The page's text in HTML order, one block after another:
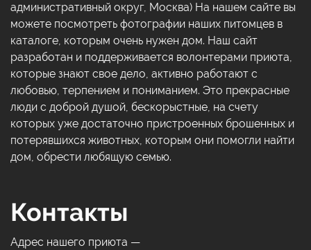
административный округ, Москва) На нашем сайте вы
можете посмотреть фотографии наших питомцев в
каталоге, которым очень нужен дом. Наш сайт
разработан и поддерживается волонтерами приюта,
которые знают свое дело, активно работают с
любовью, терпением и пониманием. Это прекрасные
люди с доброй душой, бескорыстные, на счету
которых уже достаточно пристроенных брошенных и
потерявшихся животных, которым они помогли найти
дом, обрести любящую семью.
Контакты
Адрес нашего приюта —